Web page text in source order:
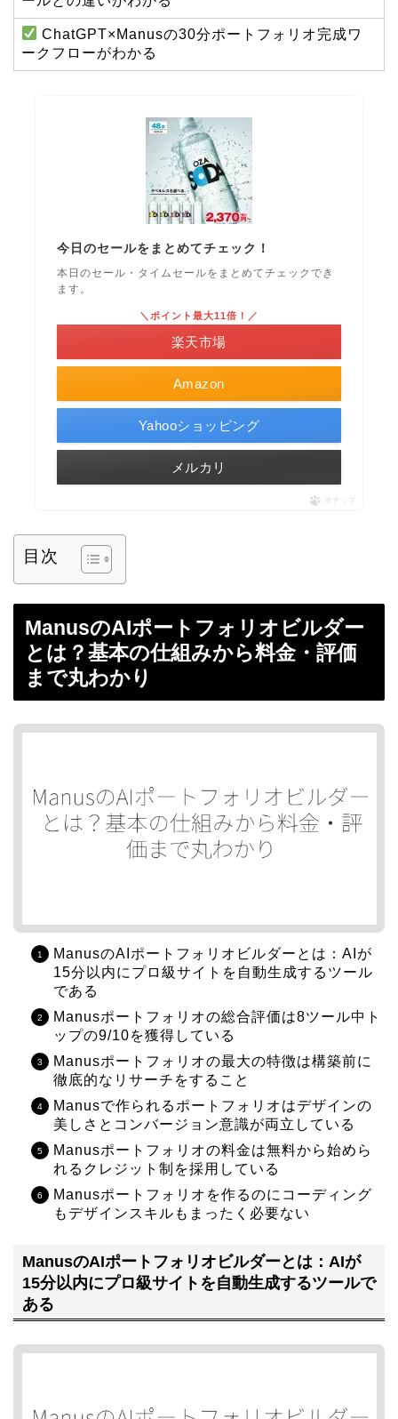
ChatGPT×Manusの30分ポートフォリオ完成ワ
ークフローがわかる
今日のセールをまとめてチェック！
本日のセール・タイムセールをまとめてチェックでき
ます。
Amazon
＼ポイント最大11倍！／
楽天市場
Yahooショッピング
メルカリ
ポチップ
目次
ManusのAIポートフォリオビルダー
とは？基本の仕組みから料金・評価
まで丸わかり
ManusのAIポートフォリオビルダーとは：AIが
15分以内にプロ級サイトを自動生成するツール
である
Manusポートフォリオの総合評価は8ツール中ト
ップの9/10を獲得している
Manusポートフォリオの最大の特徴は構築前に
徹底的なリサーチをすること
Manusで作られるポートフォリオはデザインの
美しさとコンバージョン意識が両立している
Manusポートフォリオの料金は無料から始めら
れるクレジット制を採用している
Manusポートフォリオを作るのにコーディング
もデザインスキルもまったく必要ない
ManusのAIポートフォリオビルダーとは：AIが
15分以内にプロ級サイトを自動生成するツールで
ある